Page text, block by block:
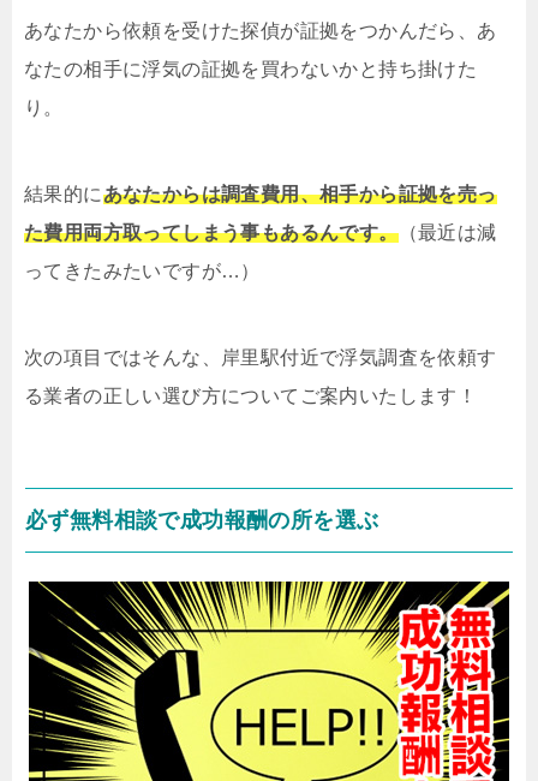
あなたから依頼を受けた探偵が証拠をつかんだら、あ
なたの相手に浮気の証拠を買わないかと持ち掛けた
り。
結果的にあなたからは調査費用、相手から証拠を売っ
た費用両方取ってしまう事もあるんです。（最近は減
ってきたみたいですが…）
次の項目ではそんな、岸里駅付近で浮気調査を依頼す
る業者の正しい選び方についてご案内いたします！
必ず無料相談で成功報酬の所を選ぶ